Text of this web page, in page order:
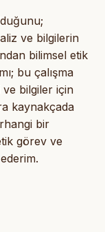
ve bilgilerin
bilimsel etik
bu çalışma
ve bilgiler için
kaynakçada
bir
görev ve